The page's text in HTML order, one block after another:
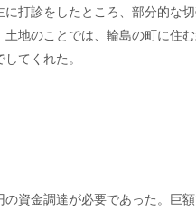
打診をしたところ、部分的な
地のことでは、輪島の町に住
てくれた。
資金調達が必要であった。巨